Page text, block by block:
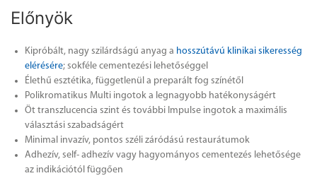
Előnyök
Kipróbált, nagy szilárdságú anyag a hosszútávú klinikai sikeresség
elérésére; sokféle cementezési lehetőséggel
Élethű esztétika, függetlenül a preparált fog színétől
Polikromatikus Multi ingotok a legnagyobb hatékonyságért
Öt transzlucencia szint és további Impulse ingotok a maximális
választási szabadságért
Minimal invazív, pontos széli záródású restaurátumok
Adhezív, self- adhezív vagy hagyományos cementezés lehetősége
az indikációtól függően